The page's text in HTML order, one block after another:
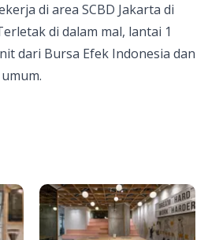
di area SCBD Jakarta di
di dalam mal, lantai 1
dari Bursa Efek Indonesia dan